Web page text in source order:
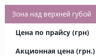
Зона над верхней губой